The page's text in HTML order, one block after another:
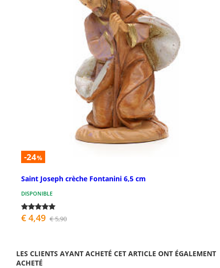
-24%
Saint Joseph crèche Fontanini 6,5 cm
DISPONIBLE
€ 4,49 € 5,90
LES CLIENTS AYANT ACHETÉ CET ARTICLE ONT ÉGALEMENT
ACHETÉ